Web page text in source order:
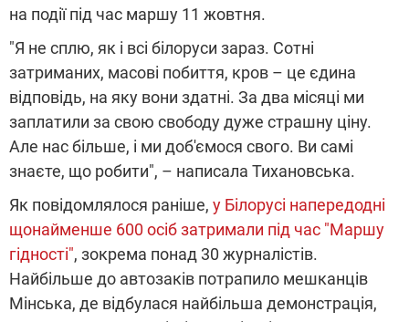
на події під час маршу 11 жовтня.
"Я не сплю, як і всі білоруси зараз. Сотні
затриманих, масові побиття, кров – це єдина
відповідь, на яку вони здатні. За два місяці ми
заплатили за свою свободу дуже страшну ціну.
Але нас більше, і ми доб'ємося свого. Ви самі
знаєте, що робити", – написала Тихановська.
Як повідомлялося раніше, у Білорусі напередодні
щонайменше 600 осіб затримали під час "Маршу
гідності", зокрема понад 30 журналістів.
Найбільше до автозаків потрапило мешканців
Мінська, де відбулася найбільша демонстрація,